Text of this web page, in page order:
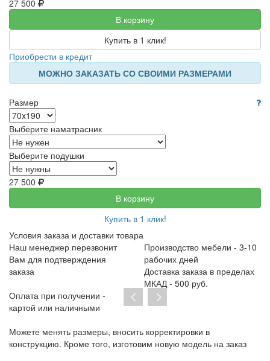
27 500
В корзину
Купить в 1 клик!
Приобрести в кредит
МОЖНО ЗАКАЗАТЬ СО СВОИМИ РАЗМЕРАМИ
Размер
Выберите наматрасник
Выберите подушки
27 500
В корзину
Купить в 1 клик!
Условия заказа и доставки товара
Наш менеджер перезвонит
Вам для подтверждения
заказа
Производство мебели - 3-10
рабочих дней
Доставка заказа в пределах
МКАД - 500 руб.
Оплата при получении -
картой или наличными
Можете менять размеры, вносить корректировки в
конструкцию. Кроме того, изготовим новую модель на заказ